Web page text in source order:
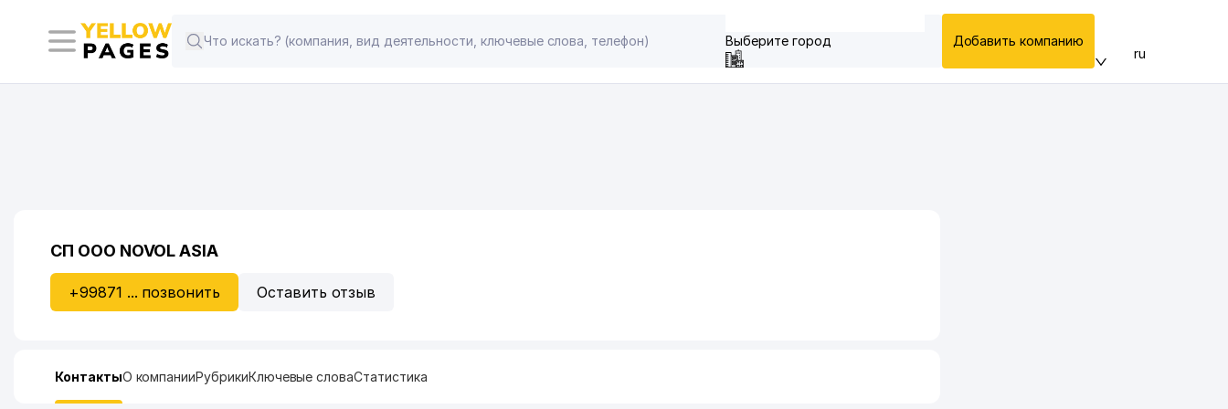
Выберите город Добавить компанию
ru
СП ООО NOVOL ASIA
+99871 ... позвонить Оставить отзыв
КонтактыО компанииРубрикиКлючевые словаСтатистика